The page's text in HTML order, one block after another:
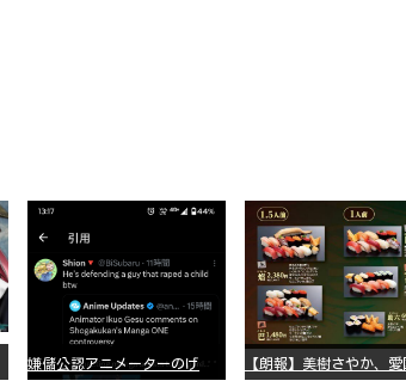
嫌
儲公認アニメーターのげそいくおさん、マンガワン騒動を冷笑してスーパー大炎上